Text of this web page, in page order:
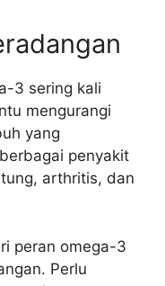
3 sering kali
mengurangi
yang
penyakit
arthritis, dan
peran omega-3
Perlu